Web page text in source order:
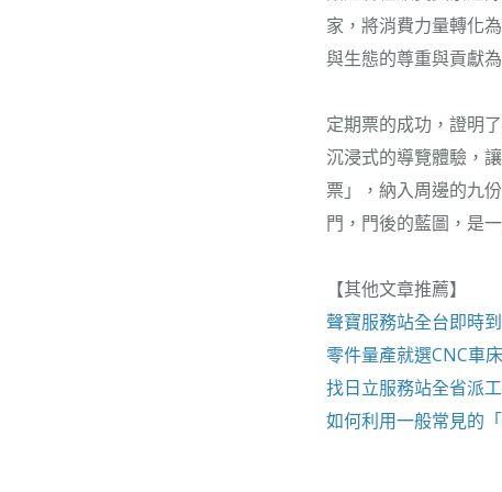
家，將消費力量轉化
與生態的尊重與貢獻
定期票的成功，證明
沉浸式的導覽體驗，
票」，納入周邊的九
門，門後的藍圖，是
【其他文章推薦】
聲寶服務站全台即時
零件量產就選CNC車床
找日立服務站全省派
如何利用一般常見的「